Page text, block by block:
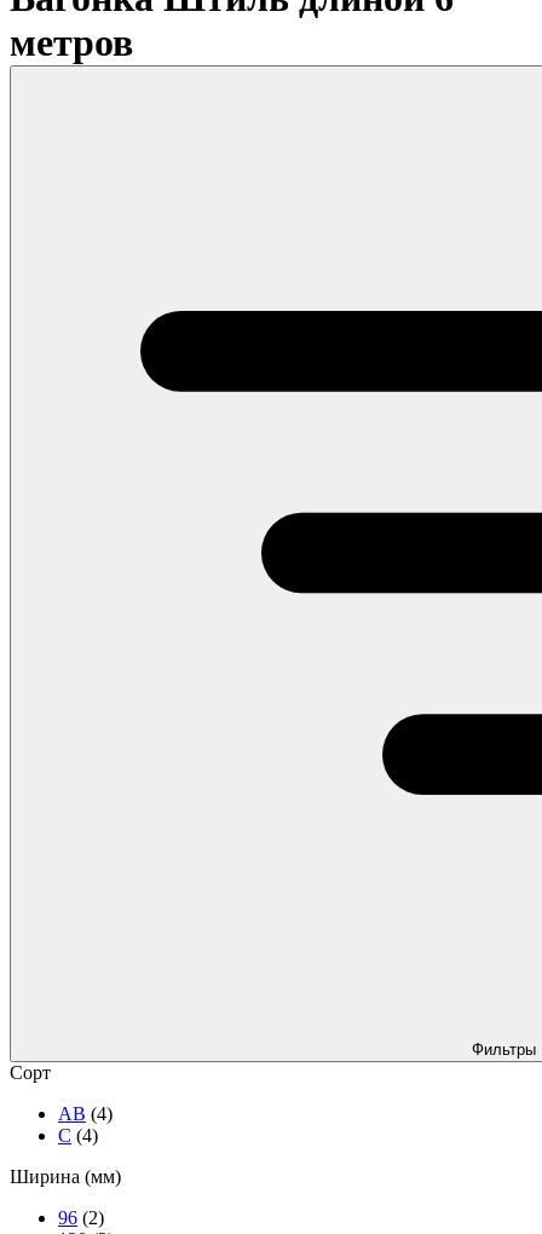
метров
Фильтры
Сорт
АВ (4)
C (4)
Ширина (мм)
96 (2)